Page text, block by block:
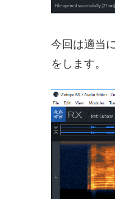
今回は適当
をします。